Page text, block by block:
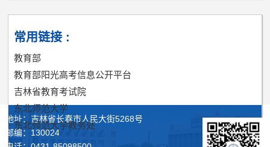
常用链接 :
教育部
教育部阳光高考信息公开平台
吉林省教育考试院
东北师范大学
东北师范大学教务处
地址：吉林省长春市人民大街5268号
邮编：130024